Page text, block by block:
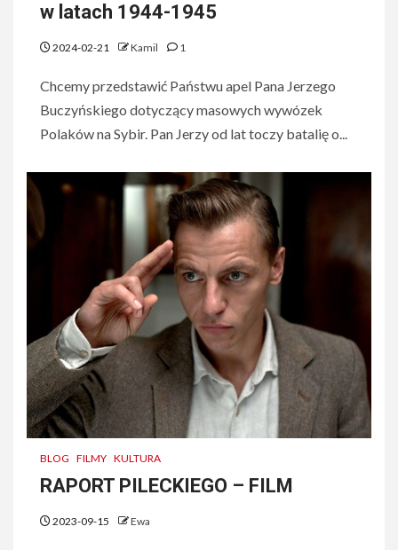
w latach 1944-1945
2024-02-21 Kamil 1
Chcemy przedstawić Państwu apel Pana Jerzego
Buczyńskiego dotyczący masowych wywózek
Polaków na Sybir. Pan Jerzy od lat toczy batalię o...
BLOG FILMY KULTURA
RAPORT PILECKIEGO – FILM
2023-09-15 Ewa